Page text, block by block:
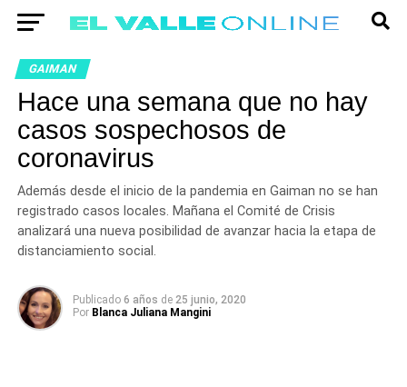
GAIMAN
Hace una semana que no hay
casos sospechosos de
coronavirus
Además desde el inicio de la pandemia en Gaiman no se han
registrado casos locales. Mañana el Comité de Crisis
analizará una nueva posibilidad de avanzar hacia la etapa de
distanciamiento social.
Publicado 6 años de 25 junio, 2020
Por Blanca Juliana Mangini